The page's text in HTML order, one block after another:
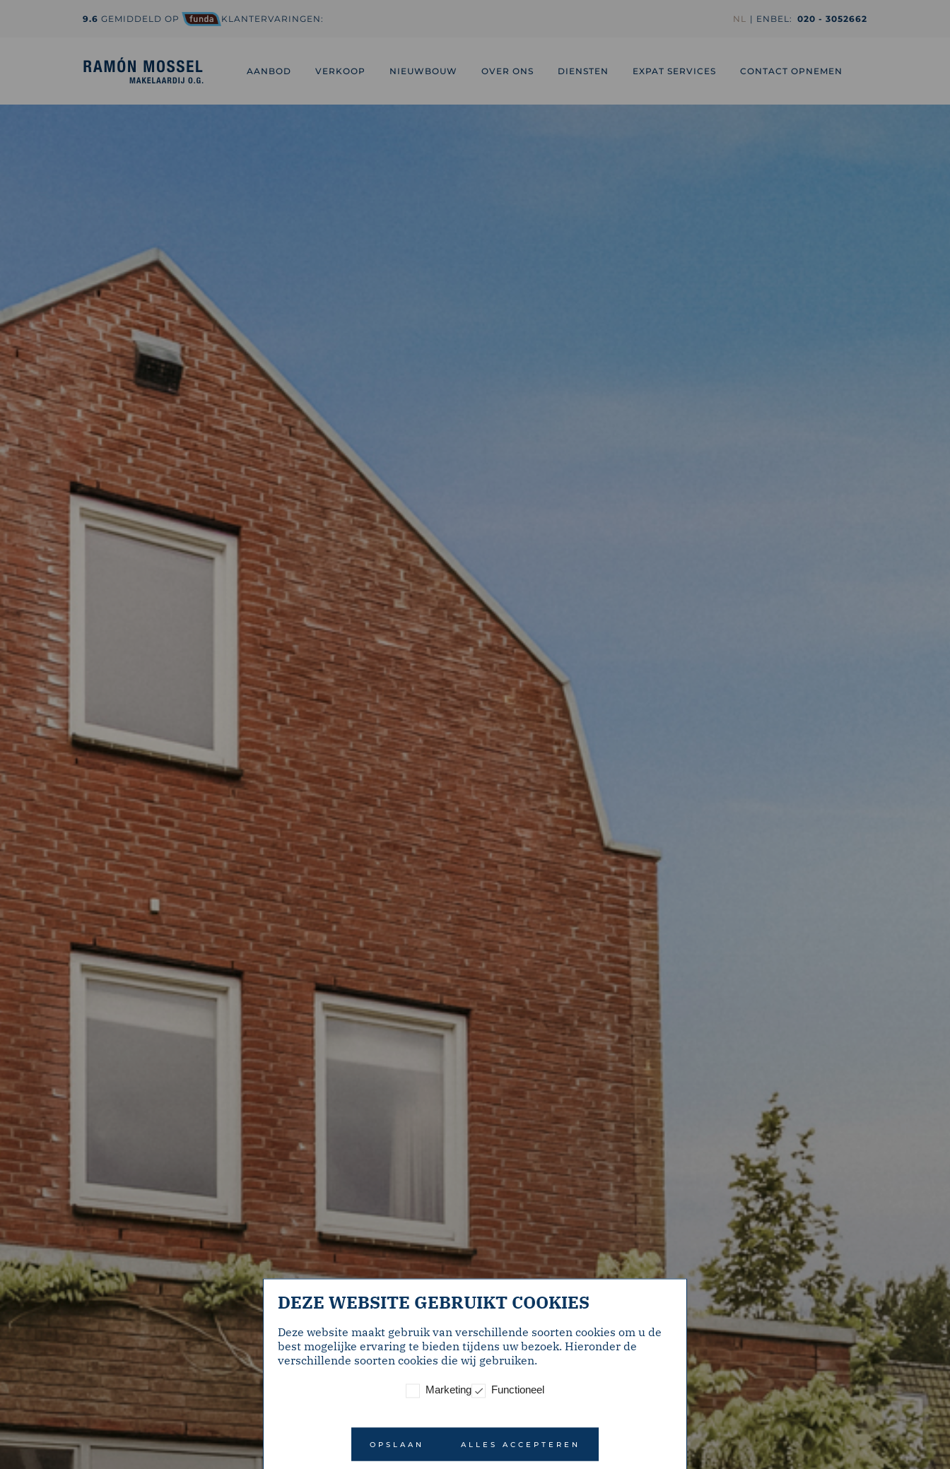
1-800-995-3959 hi@sedona.com
9.6 GEMIDDELD OP KLANTERVARINGEN: NL EN BEL: 020 - 3052662
AANBOD VERKOOP NIEUWBOUW OVER ONS DIENSTEN EXPAT SERVICES CONTACT OPNEMEN
DEZE WEBSITE GEBRUIKT COOKIES
Deze website maakt gebruik van verschillende soorten cookies om u de
best mogelijke ervaring te bieden tijdens uw bezoek. Hieronder de
verschillende soorten cookies die wij gebruiken.
Marketing Functioneel
OPSLAAN ALLES ACCEPTEREN